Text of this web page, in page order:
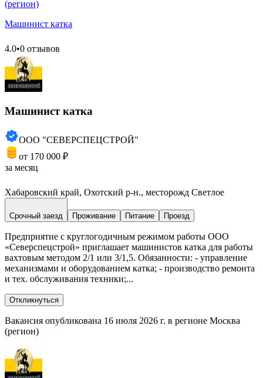
(регион)
Машинист катка
4.0•0 отзывов
Машинист катка
ООО "СЕВЕРСПЕЦСТРОЙ"
от 170 000 ₽
за месяц
Хабаровский край, Охотский р-н., месторожд Светлое
Срочный заезд Проживание Питание Проезд
Предприятие с круглогодичным режимом работы ООО
«Северспецстрой» приглашает машинистов катка для работы
вахтовым методом 2/1 или 3/1,5. Обязанности: - управление
механизмами и оборудованием катка; - производство ремонта
и тех. обслуживания техники;...
Откликнуться
Вакансия опубликована 16 июля 2026 г. в регионе Москва
(регион)